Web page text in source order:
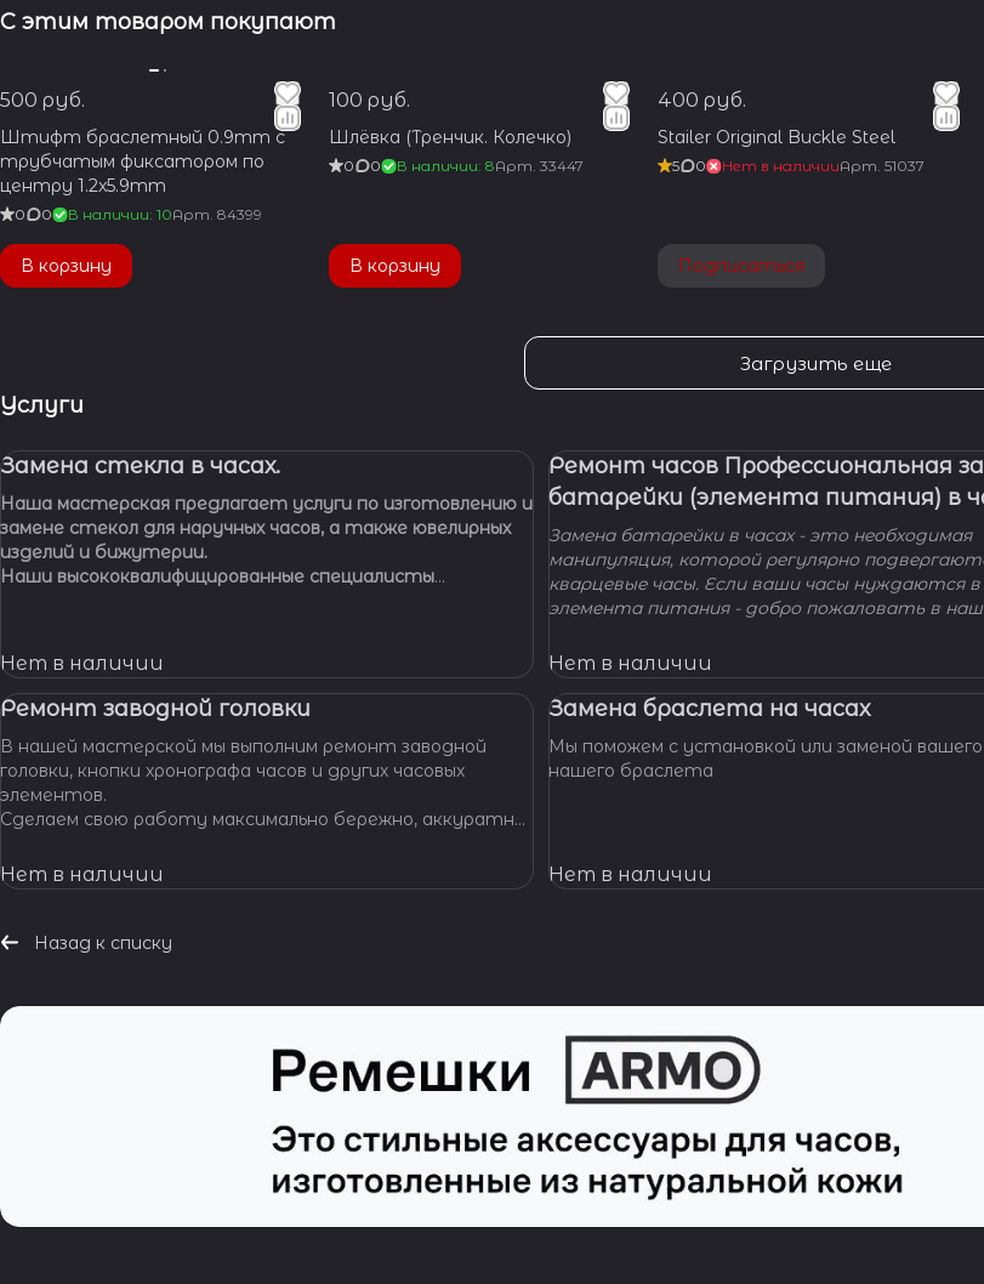
С этим товаром покупают
500 руб.
Штифт браслетный 0.9mm с
трубчатым фиксатором по
центру 1.2x5.9mm
0 0 В наличии: 10Арт. 84399
В корзину
100 руб.
Шлёвка (Тренчик. Колечко)
0 0 В наличии: 8Арт.33447
В корзину
400 руб.
Stailer Original Buckle Steel
5 0 Нет в наличииАрт.51037
Подписаться
Загрузить еще
Услуги
Замена стекла в часах.
Наша мастерская предлагает услуги по изготовлению и
замене стекол для наручных часов, а также ювелирных
изделий и бижутерии.
Наши высококвалифицированные специалисты
Нет в наличии
Ремонт часов Профессиональная
батарейки (элемента питания) в
Замена батарейки в часах - это необходимая
манипуляция, которой регулярно
кварцевые часы. Если ваши часы нуждаются в
элемента питания - добро пожаловать в
вам решить вашу проблему и произведут
батарейки профессионально, быстро,
доступной цене.
Нет в наличии
Ремонт заводной головки
В нашей мастерской мы выполним ремонт заводной
головки, кнопки хронографа часов и других часовых
элементов.
Сделаем свою работу максимально бережно, аккуратно
часов.
Нет в наличии
Замена браслета на часах
Мы поможем с установкой или заменой вашего
нашего браслета
Нет в наличии
Назад к списку